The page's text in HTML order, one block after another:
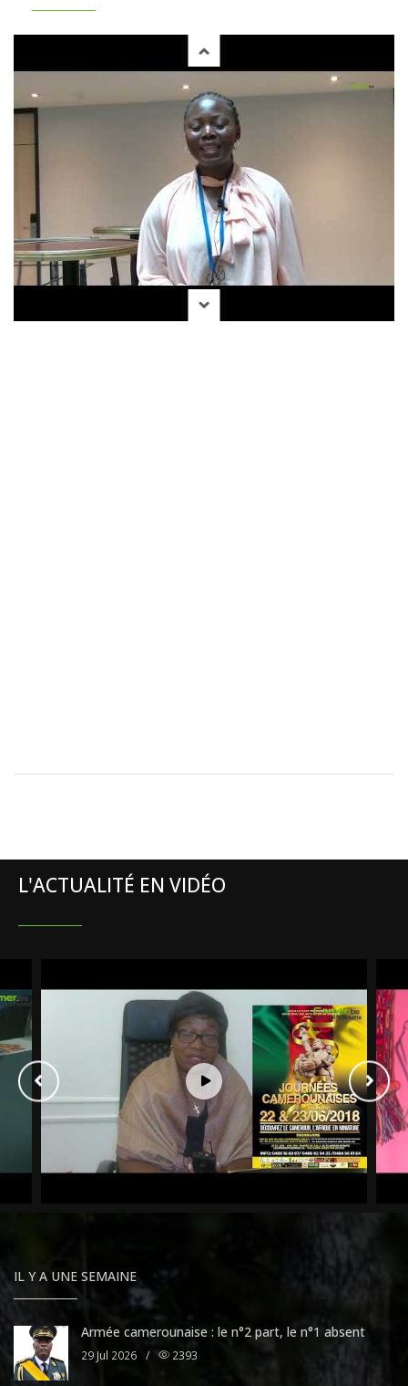
L'ACTUALITÉ EN VIDÉO
IL Y A UNE SEMAINE
Armée camerounaise : le n°2 part, le n°1 absent
29 Jul 2026 / 2393